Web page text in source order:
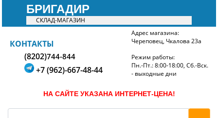
БРИГАДИР
СКЛАД-МАГАЗИН
БРИГАДИР
КОНТАКТЫ
(8202)744-844
+7 (962)-667-48-44
Адрес магазина:
Череповец, Чкалова 23а
Режим работы:
Пн.-Пт.: 8:00-18:00, Сб.-Вск.
- выходные дни
НА САЙТЕ УКАЗАНА ИНТЕРНЕТ-ЦЕНА!